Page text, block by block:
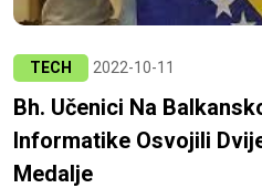
TECH 2022-10-11
Bh. Učenici Na
Informatike Osvojili
Medalje